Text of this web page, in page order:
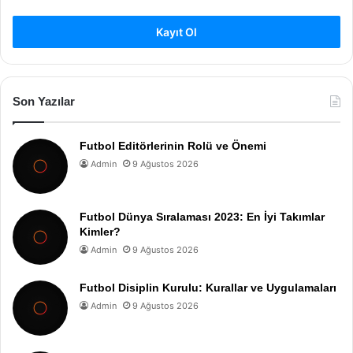
Kayıt Ol
Son Yazılar
Futbol Editörlerinin Rolü ve Önemi
Admin 9 Ağustos 2026
Futbol Dünya Sıralaması 2023: En İyi Takımlar
Kimler?
Admin 9 Ağustos 2026
Futbol Disiplin Kurulu: Kurallar ve Uygulamaları
Admin 9 Ağustos 2026